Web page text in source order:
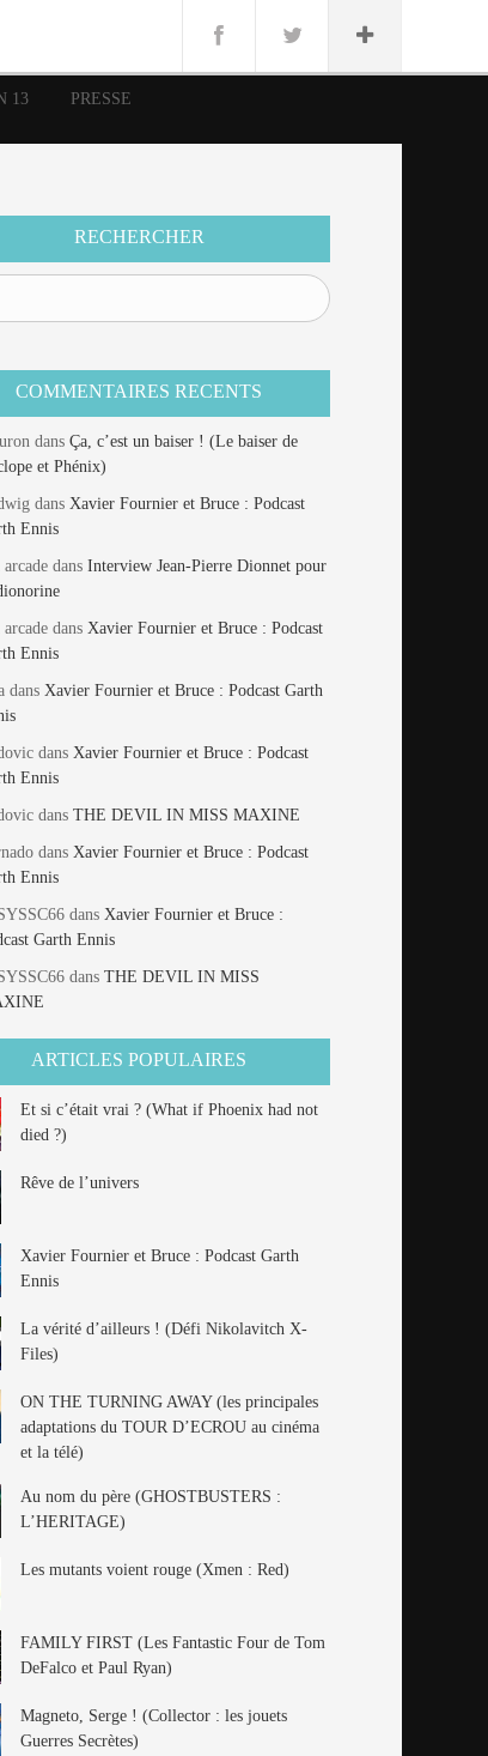
13 PRESSE
RECHERCHER
COMMENTAIRES RECENTS
dansÇa, c’est un baiser ! (Le baiser de
et Phénix)
dansXavier Fournier et Bruce : Podcast
Ennis
arcade dansInterview Jean-Pierre Dionnet pour
arcade dansXavier Fournier et Bruce : Podcast
Ennis
dansXavier Fournier et Bruce : Podcast Garth
dansXavier Fournier et Bruce : Podcast
Ennis
dansTHE DEVIL IN MISS MAXINE
dansXavier Fournier et Bruce : Podcast
Ennis
dansXavier Fournier et Bruce :
Garth Ennis
dansTHE DEVIL IN MISS
ARTICLES POPULAIRES
Et si c’était vrai ? (What if Phoenix had not
died ?)
Rêve de l’univers
Xavier Fournier et Bruce : Podcast Garth
Ennis
La vérité d’ailleurs ! (Défi Nikolavitch X-
Files)
ON THE TURNING AWAY (les principales
adaptations du TOUR D’ECROU au cinéma
et la télé)
Au nom du père (GHOSTBUSTERS :
L’HERITAGE)
Les mutants voient rouge (Xmen : Red)
FAMILY FIRST (Les Fantastic Four de Tom
DeFalco et Paul Ryan)
Magneto, Serge ! (Collector : les jouets
Guerres Secrètes)